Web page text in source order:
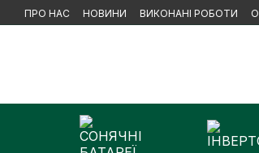
Перейти до основного контенту
ПРО НАС НОВИНИ ВИКОНАНІ РОБОТИ